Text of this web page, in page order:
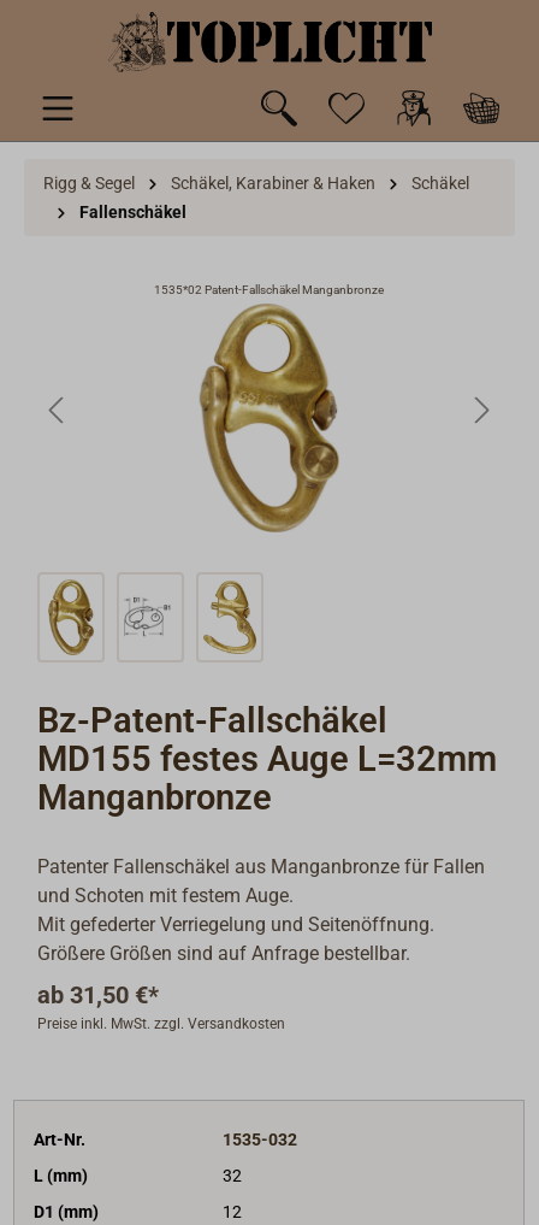
springen
Rigg & Segel Schäkel, Karabiner & Haken
Schäkel
Fallenschäkel
1535*02 Patent-Fallschäkel Manganbronze
Bz-Patent-Fallschäkel
MD155 festes Auge L=32mm
Manganbronze
Patenter Fallenschäkel aus Manganbronze für Fallen
und Schoten mit festem Auge.
Mit gefederter Verriegelung und Seitenöffnung.
Größere Größen sind auf Anfrage bestellbar.
ab 31,50 €*
Preise inkl. MwSt. zzgl. Versandkosten
Art-Nr.
1535-032
L (mm)
32
D1 (mm)
12